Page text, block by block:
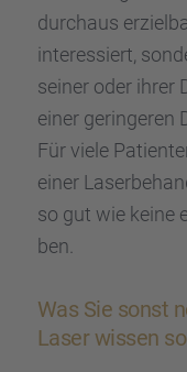
durch­aus
inter­es­siert,
seiner oder ihrer
einer gerin­ge­ren
Für viele
einer
so gut wie keine
ben.
Was Sie sonst
Laser wissen